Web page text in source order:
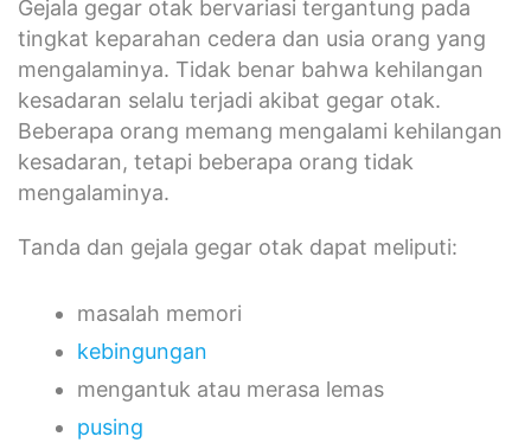
Gejala gegar otak bervariasi tergantung pada
tingkat keparahan cedera dan usia orang yang
mengalaminya. Tidak benar bahwa kehilangan
kesadaran selalu terjadi akibat gegar otak.
Beberapa orang memang mengalami kehilangan
kesadaran, tetapi beberapa orang tidak
mengalaminya.
Tanda dan gejala gegar otak dapat meliputi:
masalah memori
kebingungan
mengantuk atau merasa lemas
pusing